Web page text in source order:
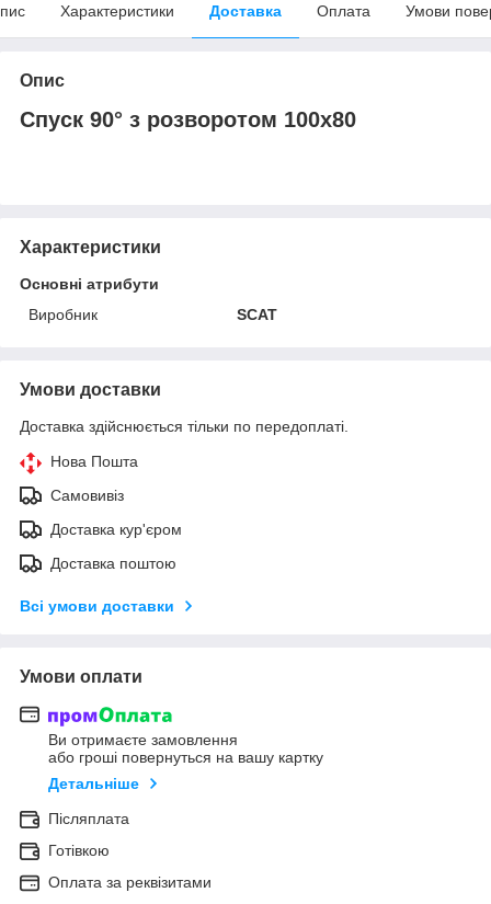
Характеристики Доставка Оплата Умови
Опис
Спуск 90° з розворотом 100х80
Характеристики
Основні атрибути
Виробник
SCAT
Умови доставки
Доставка здійснюється тільки по передоплаті.
Нова Пошта
Самовивіз
Доставка кур'єром
Доставка поштою
Всі умови доставки
Умови оплати
Ви отримаєте замовлення
або гроші повернуться на вашу картку
Детальніше
Післяплата
Готівкою
Оплата за реквізитами